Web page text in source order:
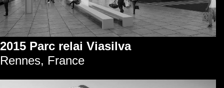
2015 Parc relai Viasilva
Rennes, France